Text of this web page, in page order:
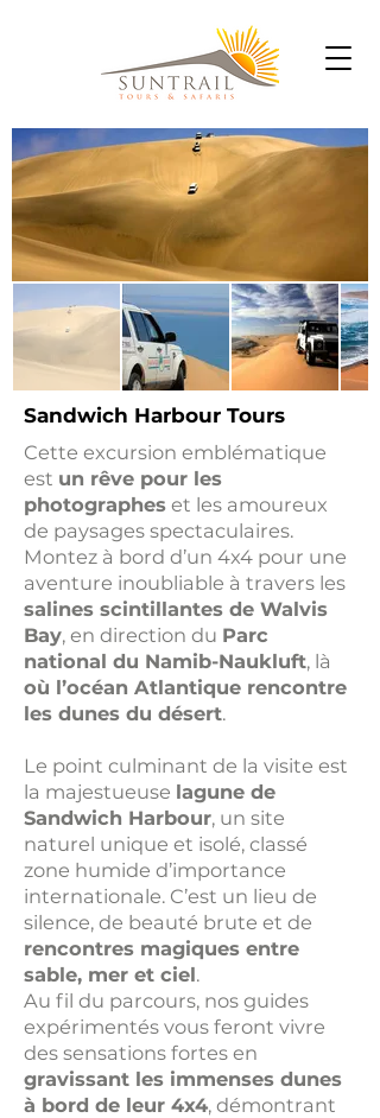
Sandwich Harbour Tours
Cette excursion emblématique
est un rêve pour les
photographes et les amoureux
de paysages spectaculaires.
Montez à bord d’un 4x4 pour une
aventure inoubliable à travers les
salines scintillantes de Walvis
Bay, en direction du Parc
national du Namib-Naukluft, là
où l’océan Atlantique rencontre
les dunes du désert.
Le point culminant de la visite est
la majestueuse lagune de
Sandwich Harbour, un site
naturel unique et isolé, classé
zone humide d’importance
internationale. C’est un lieu de
silence, de beauté brute et de
rencontres magiques entre
sable, mer et ciel.
Au fil du parcours, nos guides
expérimentés vous feront vivre
des sensations fortes en
gravissant les immenses dunes
à bord de leur 4x4, démontrant